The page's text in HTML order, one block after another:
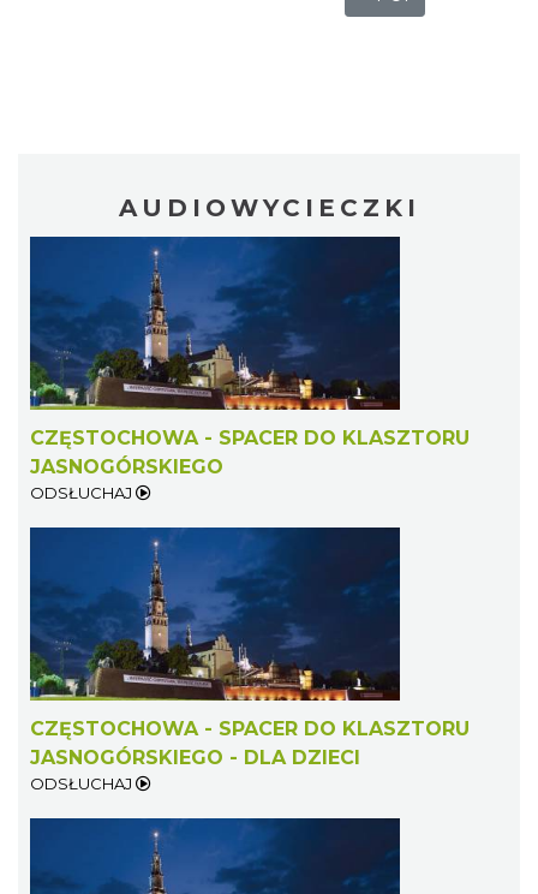
AUDIOWYCIECZKI
CZĘSTOCHOWA - SPACER DO KLASZTORU
JASNOGÓRSKIEGO
ODSŁUCHAJ
CZĘSTOCHOWA - SPACER DO KLASZTORU
JASNOGÓRSKIEGO - DLA DZIECI
ODSŁUCHAJ